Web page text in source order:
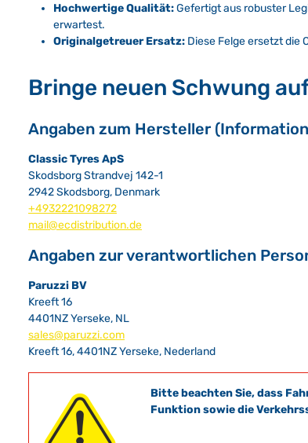
Hochwertige Qualität:Gefertigt aus robuster
erwartest.
Originalgetreuer Ersatz: Diese Felge ersetzt die
Bringe neuen Schwung
Angaben zum Hersteller
Classic Tyres ApS
Skodsborg Strandvej 142-1
2942 Skodsborg, Denmark
+4932221098272
mail@ecdistribution.de
Angaben zur verantwortlichen
Paruzzi BV
Kreeft 16
4401NZ Yerseke, NL
sales@paruzzi.com
Kreeft 16, 4401NZ Yerseke, Nederland
Bitte beachten Sie, dass
Funktion sowie die